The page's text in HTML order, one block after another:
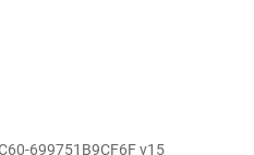
699751B9CF6F v15